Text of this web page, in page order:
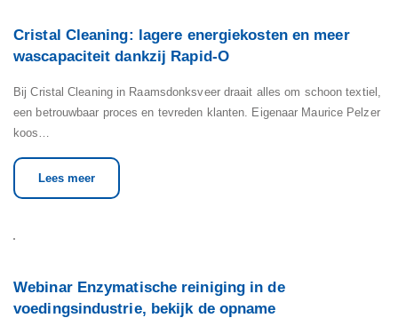
Cristal Cleaning: lagere energiekosten en meer
wascapaciteit dankzij Rapid-O
Bij Cristal Cleaning in Raamsdonksveer draait alles om schoon textiel,
een betrouwbaar proces en tevreden klanten. Eigenaar Maurice Pelzer
koos…
Lees meer
Webinar Enzymatische reiniging in de
voedingsindustrie, bekijk de opname